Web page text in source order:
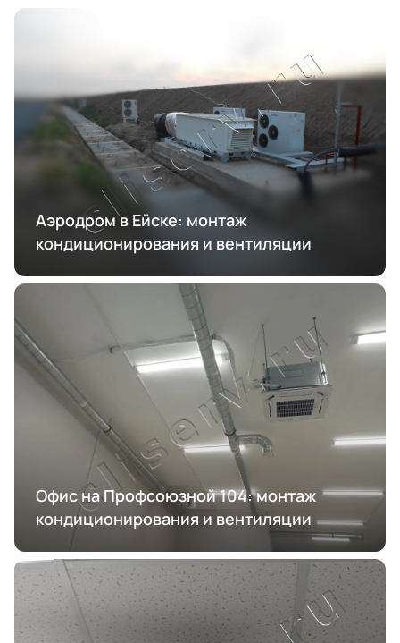
Аэродром в Ейске: монтаж
кондиционирования и вентиляции
Офис на Профсоюзной 104: монтаж
кондиционирования и вентиляции